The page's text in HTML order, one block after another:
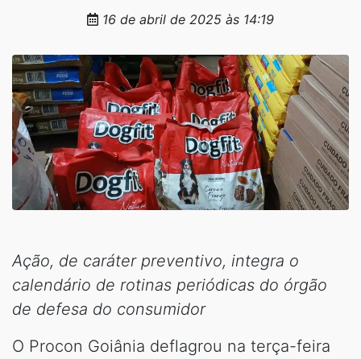
16 de abril de 2025 às 14:19
Ação, de caráter preventivo, integra o
calendário de rotinas periódicas do órgão
de defesa do consumidor
O Procon Goiânia deflagrou na terça-feira